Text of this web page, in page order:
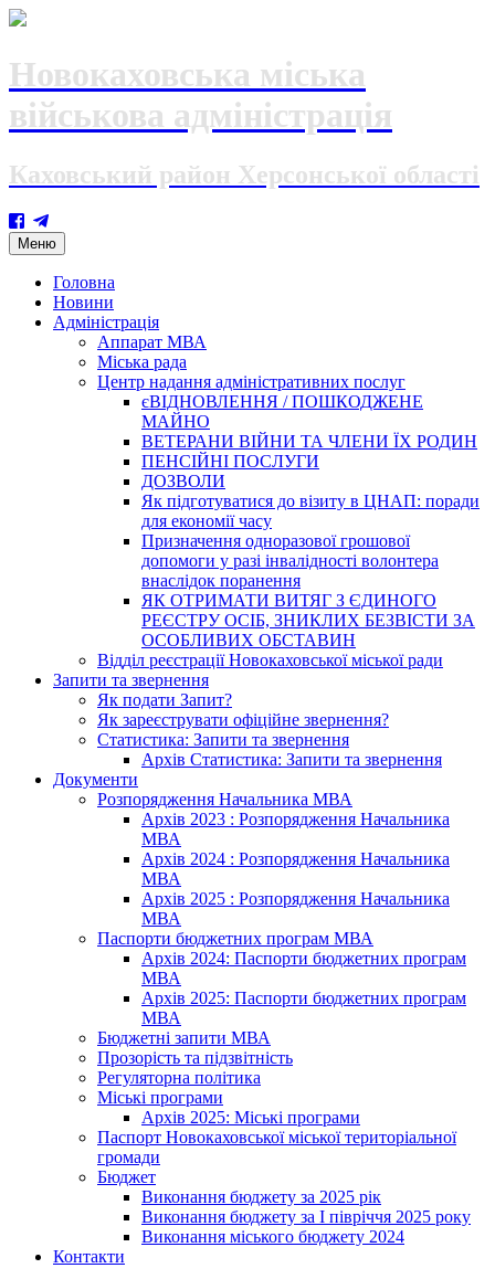
Новокаховська міська
військова адміністрація
Каховський район Херсонської області
Меню Skip
to
content
Головна
Новини
Адміністрація
Аппарат МВА
Міська рада
Центр надання адміністративних послуг
єВІДНОВЛЕННЯ / ПОШКОДЖЕНЕ
МАЙНО
ВЕТЕРАНИ ВІЙНИ ТА ЧЛЕНИ ЇХ РОДИН
ПЕНСІЙНІ ПОСЛУГИ
ДОЗВОЛИ
Як підготуватися до візиту в ЦНАП: поради
для економії часу
Призначення одноразової грошової
допомоги у разі інвалідності волонтера
внаслідок поранення
ЯК ОТРИМАТИ ВИТЯГ З ЄДИНОГО
РЕЄСТРУ ОСІБ, ЗНИКЛИХ БЕЗВІСТИ ЗА
ОСОБЛИВИХ ОБСТАВИН
Відділ реєстрації Новокаховської міської ради
Запити та звернення
Як подати Запит?
Як зареєструвати офіційне звернення?
Статистика: Запити та звернення
Архів Статистика: Запити та звернення
Документи
Розпорядження Начальника МВА
Архів 2023 : Розпорядження Начальника
МВА
Архів 2024 : Розпорядження Начальника
МВА
Архів 2025 : Розпорядження Начальника
МВА
Паспорти бюджетних програм МВА
Архів 2024: Паспорти бюджетних програм
МВА
Архів 2025: Паспорти бюджетних програм
МВА
Бюджетні запити МВА
Прозорість та підзвітність
Регуляторна політика
Міські програми
Архів 2025: Міські програми
Паспорт Новокаховської міської територіальної
громади
Бюджет
Виконання бюджету за 2025 рік
Виконання бюджету за І півріччя 2025 року
Виконання міського бюджету 2024
Контакти